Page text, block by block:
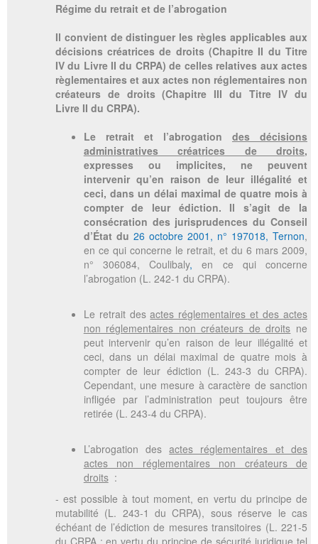
Régime du retrait et de l’abrogation
Il convient de distinguer les règles applicables aux
décisions créatrices de droits (Chapitre II du Titre
IV du Livre II du CRPA) de celles relatives aux actes
règlementaires et aux actes non réglementaires non
créateurs de droits (Chapitre III du Titre IV du
Livre II du CRPA).
Le retrait et l’abrogation des décisions
administratives créatrices de droits,
expresses ou implicites, ne peuvent
intervenir qu’en raison de leur illégalité et
ceci, dans un délai maximal de quatre mois à
compter de leur édiction. Il s’agit de la
consécration des jurisprudences du Conseil
d’État du 26 octobre 2001, n° 197018, Ternon,
en ce qui concerne le retrait, et du 6 mars 2009,
n° 306084, Coulibaly, en ce qui concerne
l’abrogation (L. 242-1 du CRPA).
Le retrait desactes réglementaires et des actes
non réglementaires non créateurs de droits ne
peut intervenir qu’en raison de leur illégalité et
ceci, dans un délai maximal de quatre mois à
compter de leur édiction (L. 243-3 du CRPA).
Cependant, une mesure à caractère de sanction
infligée par l’administration peut toujours être
retirée (L. 243-4 du CRPA).
L’abrogation desactes réglementaires et des
actes non réglementaires non créateurs de
droits:
- est possible à tout moment, en vertu du principe de
mutabilité (L. 243-1 du CRPA), sous réserve le cas
échéant de l’édiction de mesures transitoires (L. 221-5